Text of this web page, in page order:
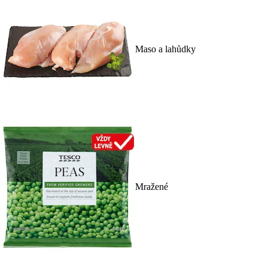
Maso a lahůdky
Mražené